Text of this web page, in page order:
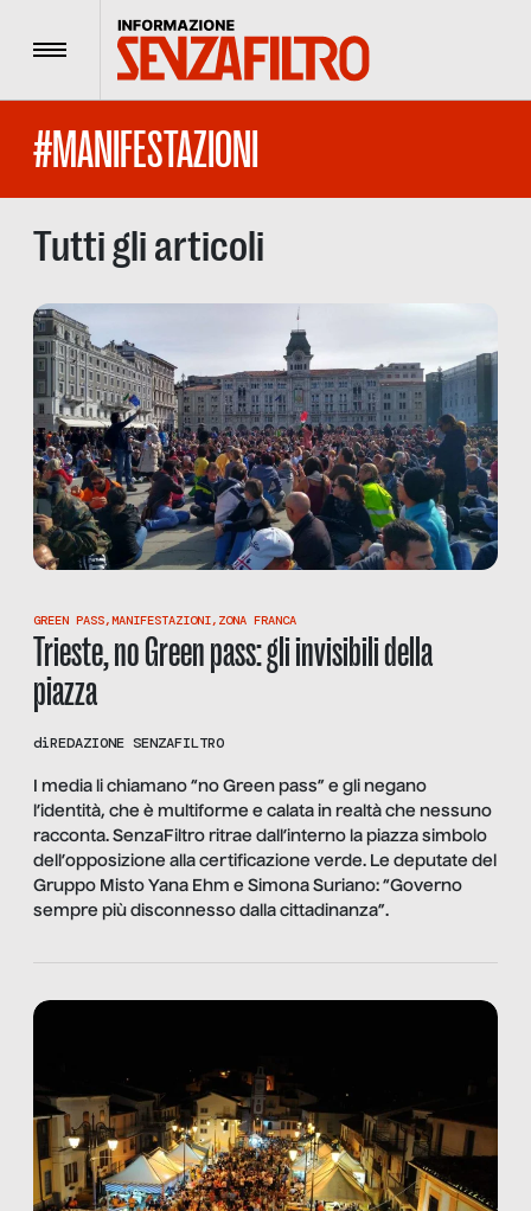
Menu
#MANIFESTAZIONI
Tutti gli articoli
GREEN PASS,MANIFESTAZIONI, ZONA FRANCA
Trieste, no Green pass: gli invisibili della
piazza
diREDAZIONE SENZAFILTRO
I media li chiamano “no Green pass” e gli negano
l’identità, che è multiforme e calata in realtà che nessuno
racconta. SenzaFiltro ritrae dall’interno la piazza simbolo
dell’opposizione alla certificazione verde. Le deputate del
Gruppo Misto Yana Ehm e Simona Suriano: “Governo
sempre più disconnesso dalla cittadinanza”.